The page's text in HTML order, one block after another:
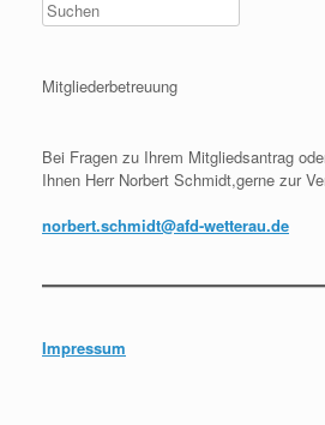
Mitgliederbetreuung
Bei Fragen zu Ihrem Mitgliedsantrag
Ihnen Herr Norbert Schmidt,gerne zur
norbert.schmidt@afd-wetterau.de
Impressum